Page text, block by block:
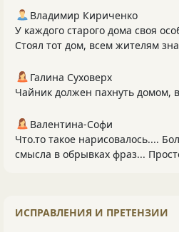
Владимир Кириченко
У каждого старого дома своя
Стоял тот дом, всем жителям
Галина Суховерх
Чайник должен пахнуть домом,
Валентина-Софи
Что.то такое нарисовалось....
смысла в обрывках фраз...
ИСПРАВЛЕНИЯ И ПРЕТЕНЗИИ